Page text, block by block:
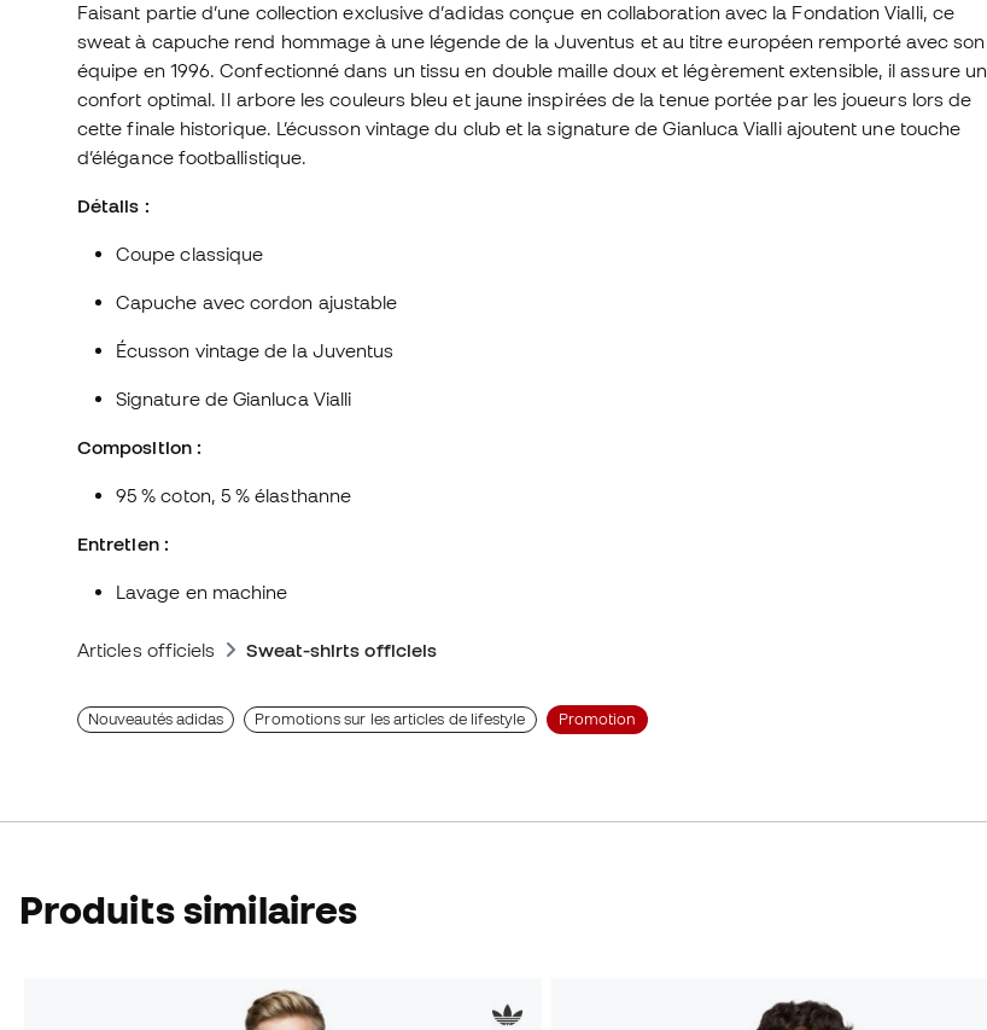
Faisant partie d’une collection exclusive d’adidas conçue en collaboration avec la Fondation Vialli, ce
sweat à capuche rend hommage à une légende de la Juventus et au titre européen remporté avec son
équipe en 1996. Confectionné dans un tissu en double maille doux et légèrement extensible, il assure un
confort optimal. Il arbore les couleurs bleu et jaune inspirées de la tenue portée par les joueurs lors de
cette finale historique. L’écusson vintage du club et la signature de Gianluca Vialli ajoutent une touche
d’élégance footballistique.
Détails :
Coupe classique
Capuche avec cordon ajustable
Écusson vintage de la Juventus
Signature de Gianluca Vialli
Composition :
95 % coton, 5 % élasthanne
Entretien :
Lavage en machine
Articles officiels Sweat-shirts officiels
Nouveautés adidas Promotions sur les articles de lifestyle Promotion
Produits similaires